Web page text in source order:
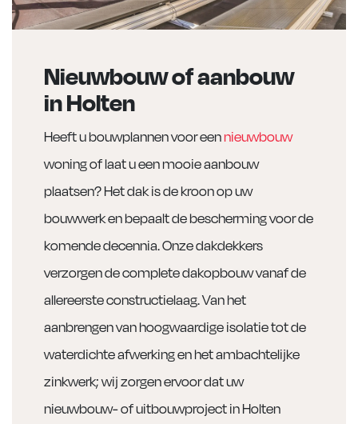
Nieuwbouw of aanbouw
in Holten
Heeft u bouwplannen voor eennieuwbouw
woning of laat u een mooie aanbouw
plaatsen? Het dak is de kroon op uw
bouwwerk en bepaalt de bescherming voor de
komende decennia. Onze dakdekkers
verzorgen de complete dakopbouw vanaf de
allereerste constructielaag. Van het
aanbrengen van hoogwaardige isolatie tot de
waterdichte afwerking en het ambachtelijke
zinkwerk; wij zorgen ervoor dat uw
nieuwbouw- of uitbouwproject in Holten